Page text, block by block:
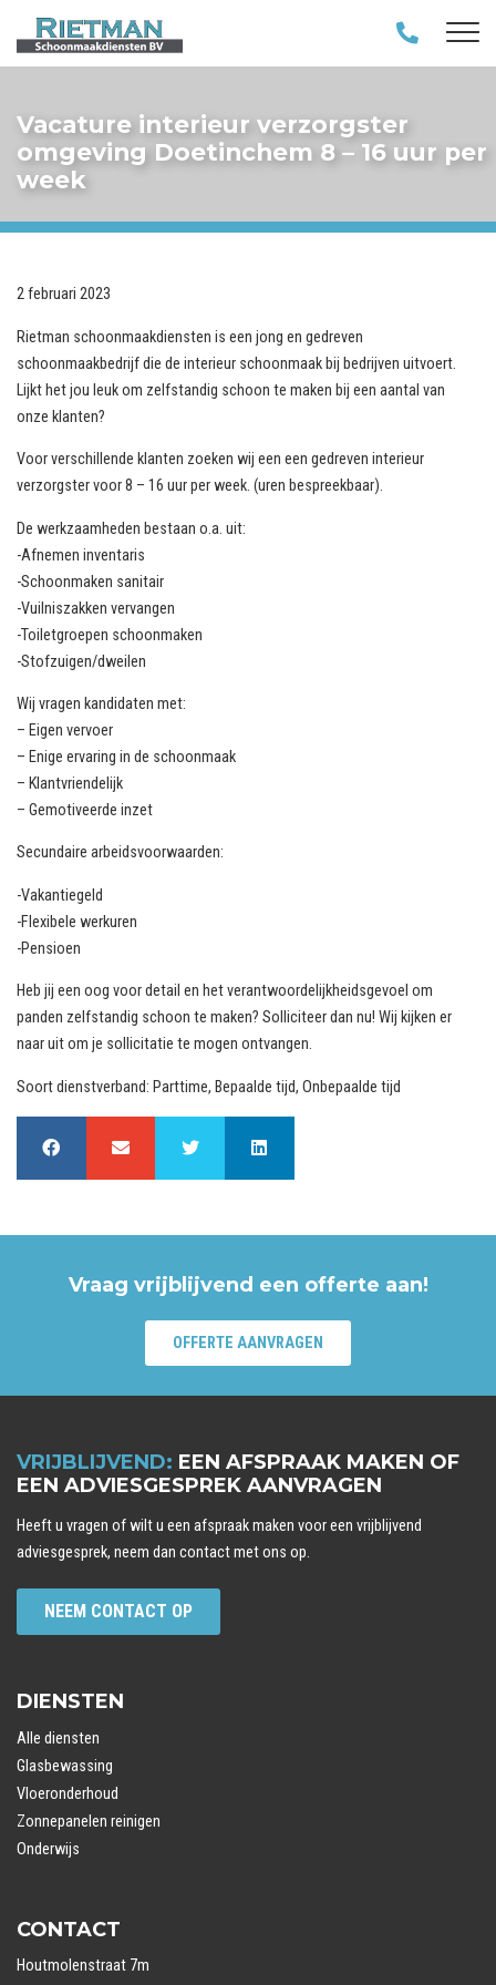
Vacature interieur verzorgster
omgeving Doetinchem 8 – 16 uur per
week
2 februari 2023
Rietman schoonmaakdiensten is een jong en gedreven
schoonmaakbedrijf die de interieur schoonmaak bij bedrijven uitvoert.
Lijkt het jou leuk om zelfstandig schoon te maken bij een aantal van
onze klanten?
Voor verschillende klanten zoeken wij een een gedreven interieur
verzorgster voor 8 – 16 uur per week. (uren bespreekbaar).
De werkzaamheden bestaan o.a. uit:
-Afnemen inventaris
-Schoonmaken sanitair
-Vuilniszakken vervangen
-Toiletgroepen schoonmaken
-Stofzuigen/dweilen
Wij vragen kandidaten met:
– Eigen vervoer
– Enige ervaring in de schoonmaak
– Klantvriendelijk
– Gemotiveerde inzet
Secundaire arbeidsvoorwaarden:
-Vakantiegeld
-Flexibele werkuren
-Pensioen
Heb jij een oog voor detail en het verantwoordelijkheidsgevoel om
panden zelfstandig schoon te maken? Solliciteer dan nu! Wij kijken er
naar uit om je sollicitatie te mogen ontvangen.
Soort dienstverband: Parttime, Bepaalde tijd, Onbepaalde tijd
Vraag vrijblijvend een offerte aan!
OFFERTE AANVRAGEN
VRIJBLIJVEND: EEN AFSPRAAK MAKEN OF
EEN ADVIESGESPREK AANVRAGEN
Heeft u vragen of wilt u een afspraak maken voor een vrijblijvend
adviesgesprek, neem dan contact met ons op.
NEEM CONTACT OP
DIENSTEN
Alle diensten
Glasbewassing
Vloeronderhoud
Zonnepanelen reinigen
Onderwijs
CONTACT
Houtmolenstraat 7m